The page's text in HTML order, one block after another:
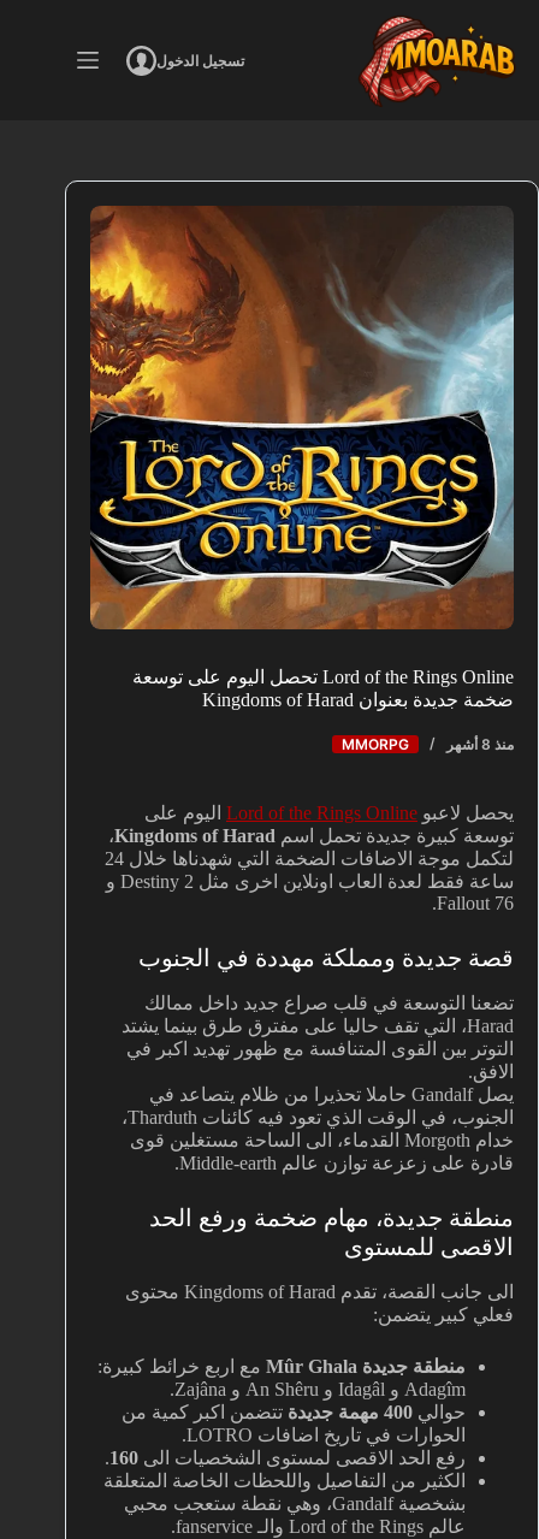
المحتوى
تسجيل الدخول
Lord of the Rings Online تحصل اليوم على توسعة
ضخمة جديدة بعنوان Kingdoms of Harad
منذ 8 أشهر MMORPG
يحصل لاعبو Lord of the Rings Online اليوم على
توسعة كبيرة جديدة تحمل اسم Kingdoms of Harad،
لتكمل موجة الاضافات الضخمة التي شهدناها خلال 24
ساعة فقط لعدة العاب اونلاين اخرى مثل Destiny 2 و
Fallout 76.
قصة جديدة ومملكة مهددة في الجنوب
تضعنا التوسعة في قلب صراع جديد داخل ممالك
Harad، التي تقف حاليا على مفترق طرق بينما يشتد
التوتر بين القوى المتنافسة مع ظهور تهديد اكبر في
الافق.
يصل Gandalf حاملا تحذيرا من ظلام يتصاعد في
الجنوب، في الوقت الذي تعود فيه كائنات Tharduth،
خدام Morgoth القدماء، الى الساحة مستغلين قوى
قادرة على زعزعة توازن عالم Middle-earth.
منطقة جديدة، مهام ضخمة ورفع الحد
الاقصى للمستوى
الى جانب القصة، تقدم Kingdoms of Harad محتوى
فعلي كبير يتضمن:
منطقة جديدة Mûr Ghala
مع اربع خرائط كبيرة:
Adagîm و Idagâl و An Shêru و Zajâna.
حوالي 400 مهمة جديدة
تتضمن اكبر كمية من
الحوارات في تاريخ اضافات LOTRO.
رفع الحد الاقصى لمستوى الشخصيات الى 160
.
الكثير من التفاصيل واللحظات الخاصة المتعلقة
بشخصية Gandalf، وهي نقطة ستعجب محبي
عالم Lord of the Rings والـ fanservice.